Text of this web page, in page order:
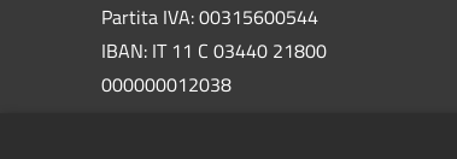
Partita IVA: 00315600544
IBAN: IT 11 C 03440 21800
000000012038